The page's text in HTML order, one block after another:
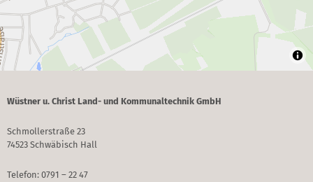
Wüstner u. Christ Land- und Kommunaltechnik GmbH
Schmollerstraße 23
74523 Schwäbisch Hall
Telefon: 0791 – 22 47